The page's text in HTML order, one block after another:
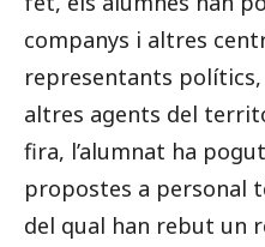
companys i altres
representants
altres agents del
fira, l’alumnat ha
propostes a personal
del qual han rebut un